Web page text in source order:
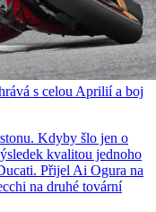
s celou Aprilií a boj
Kdyby šlo jen o
kvalitou jednoho
Přijel Ai Ogura na
na druhé tovární